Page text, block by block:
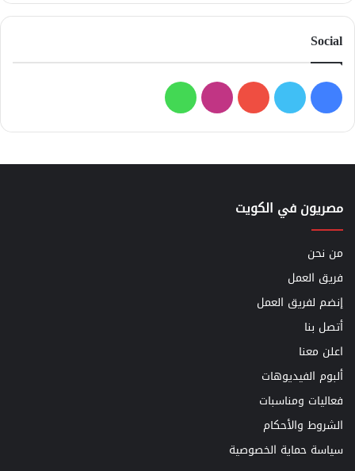
Social
فيسبوك
تويتر يوتيوبانستقرامواتساب
مصريون في الكويت
من نحن
فريق العمل
إنضم لفريق العمل
أتصل بنا
اعلن معنا
ألبوم الفيديوهات
فعاليات ومناسبات
الشروط والأحكام
سياسة حماية الخصوصية